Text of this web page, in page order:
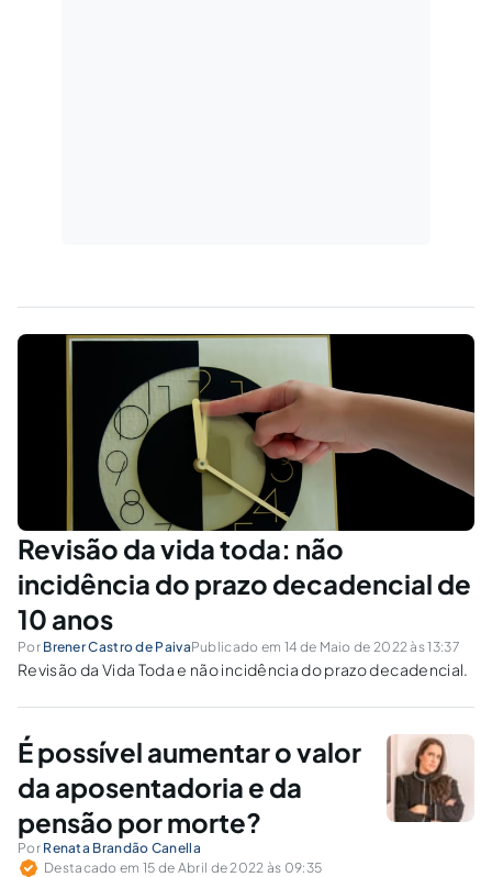
Revisão da vida toda: não
incidência do prazo decadencial de
10 anos
Por Brener Castro de PaivaPublicado em 14 de Maio de 2022 às 13:37
Revisão da Vida Toda e não incidência do prazo decadencial.
É possível aumentar o valor
da aposentadoria e da
pensão por morte?
Por Renata Brandão Canella
Destacado em 15 de Abril de 2022 às 09:35